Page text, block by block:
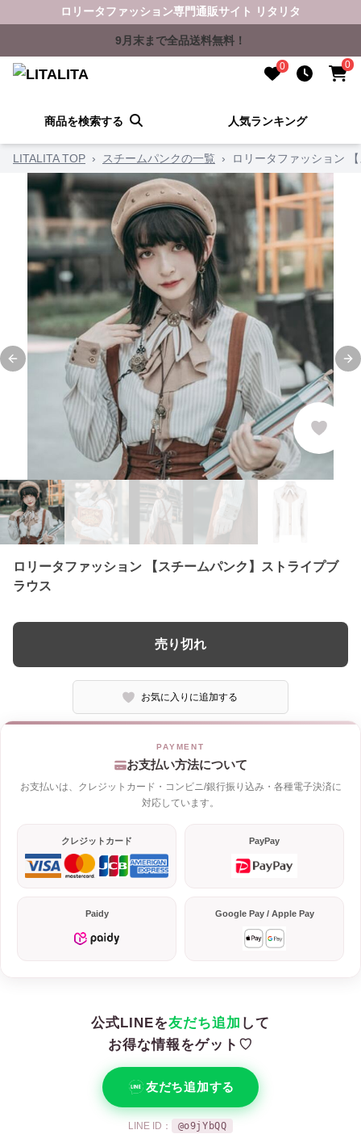
ロリータファッション専門通販サイト リタリタ
9月末まで全品送料無料！
0 0
商品を検索する 人気ランキング
LITALITA TOP › スチームパンクの一覧 › ロリータファッション
Previous slide
ロリータファッション 【スチームパンク】ストライプブ
ラウス
売り切れ
お気に入りに追加する
お支払い方法について
お支払いは、クレジットカード・コンビニ/銀行振り込み・各種電子決済に
対応しています。
クレジットカード PayPay
Paidy Google Pay / Apple Pay
公式LINEを友だち追加 して
お得な情報をゲット♡
友だち追加する
LINE ID： @o9jYbQQ